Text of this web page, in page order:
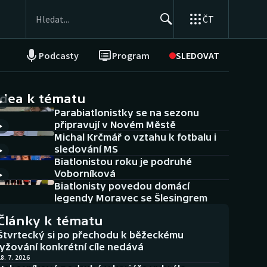
ČT
Podcasty Program SLEDOVAT
NEPŘEHLÉDNĚTE
Historické návraty
Aplikace ČT sport
AZ kvíz
k tématu
Parabiatlonistky se na sezonu
připravují v Novém Městě
Michal Krčmář o vztahu k fotbalu i
sledování MS
Biatlonistou roku je podruhé
Voborníková
Biatlonisty povedou domácí
legendy Moravec se Šlesingrem
k tématu
si po přechodu k běžeckému
konkrétní cíle nedává
7. 2026